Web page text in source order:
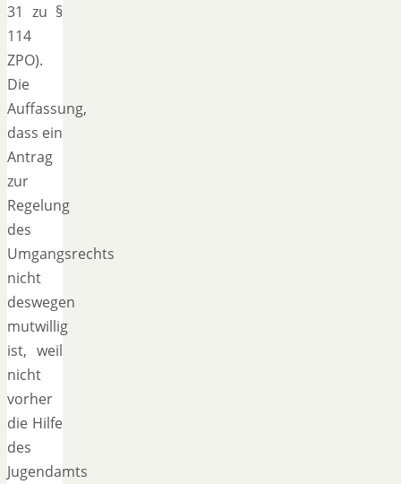
31 zu §
114
ZPO).
Die
Auffassung,
dass ein
Antrag
zur
Regelung
des
Umgangsrechts
nicht
deswegen
mutwillig
ist, weil
nicht
vorher
die Hilfe
des
Jugendamts